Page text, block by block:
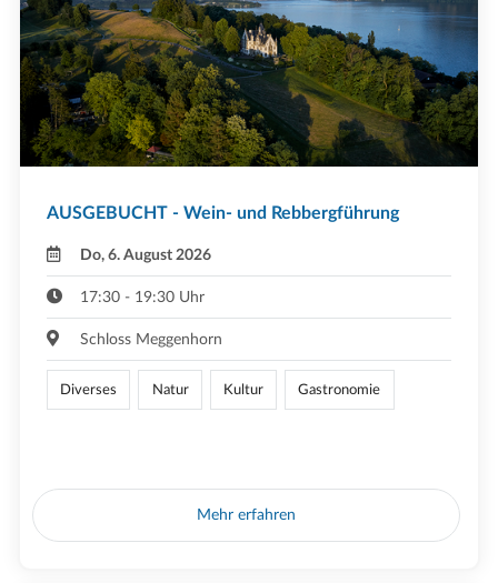
AUSGEBUCHT - Wein- und Rebbergführung
Do, 6. August 2026
17:30 - 19:30 Uhr
Schloss Meggenhorn
Diverses Natur Kultur Gastronomie
Mehr erfahren